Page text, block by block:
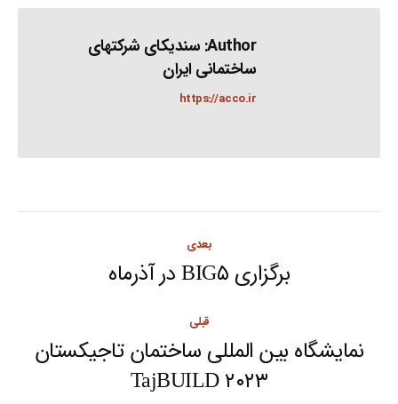
Author: سندیکای شرکتهای
ساختمانی ایران
https://acco.ir
navigation
قبلی
post:
نمایشگاه بین المللی ساختمان تاجیکستان
TajBUILD ۲۰۲۳
بعدی
Next
برگزاری BIG۵ در آذرماه